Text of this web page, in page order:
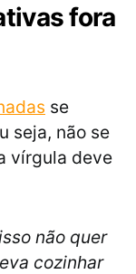
fora
se
seja, não se
vírgula deve
não quer
cozinhar